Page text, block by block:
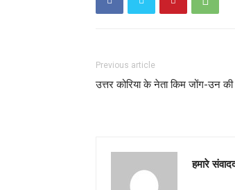
Previous article
उत्तर कोरिया के नेता किम जोंग-उन की
हमारे